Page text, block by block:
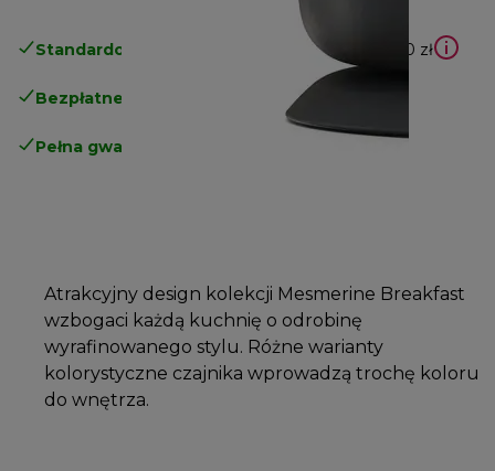
Standardowa bezpłatna dostawa powyżej 210 zł
Bezpłatne zwroty
Pełna gwarancja producenta
Atrakcyjny design kolekcji Mesmerine Breakfast
wzbogaci każdą kuchnię o odrobinę
wyrafinowanego stylu. Różne warianty
kolorystyczne czajnika wprowadzą trochę koloru
do wnętrza.